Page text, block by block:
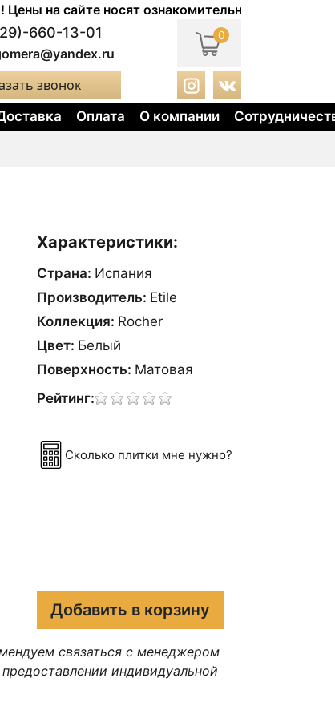
сайте носят ознакомительный характер.
660-13-01
звонок
0
Оплата О компании
Характеристики:
Страна: Испания
Производитель: Etile
Коллекция: Rocher
Цвет: Белый
Поверхность: Матовая
Рейтинг:
Сколько плитки мне нужно?
Добавить в корзину
связаться с менеджером
индивидуальной